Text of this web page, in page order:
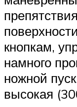
кнопкам,
намного
ножной
высокая